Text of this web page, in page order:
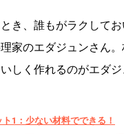
き、誰もがラクして
家のエダジュンさん
しく作れるのがエダ
ト1：少ない材料でできる！